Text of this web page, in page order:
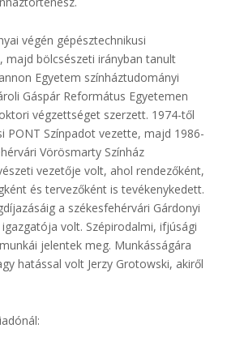
végén gépésztechnikusi
majd bölcsészeti irányban tanult
Egyetem színháztudományi
Gáspár Református Egyetemen
végzettséget szerzett. 1974-től
PONT Színpadot vezette, majd 1986-
Vörösmarty Színház
vezetője volt, ahol rendezőként,
és tervezőként is tevékenykedett.
a székesfehérvári Gárdonyi
volt. Szépirodalmi, ifjúsági
jelentek meg. Munkásságára
hatással volt Jerzy Grotowski, akiről